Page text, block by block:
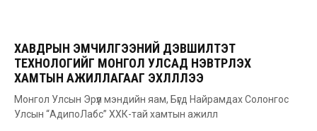
ХАВДРЫН ЭМЧИЛГЭЭНИЙ ДЭВШИЛТЭТ
ТЕХНОЛОГИЙГ МОНГОЛ УЛСАД НЭВТРҮҮЛЭХ
ХАМТЫН АЖИЛЛАГААГ ЭХЛҮҮЛЛЭЭ
Монгол Улсын Эрүүл мэндийн яам, Бүгд Найрамдах Солонгос
Улсын “АдипоЛабс” ХХК-тай хамтын ажилл